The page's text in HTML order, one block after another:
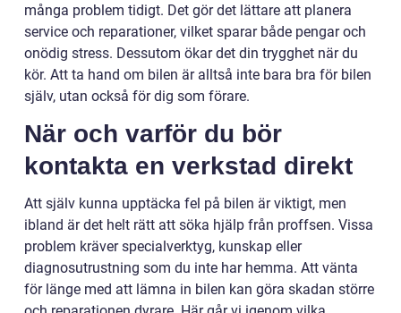
många problem tidigt. Det gör det lättare att planera
service och reparationer, vilket sparar både pengar och
onödig stress. Dessutom ökar det din trygghet när du
kör. Att ta hand om bilen är alltså inte bara bra för bilen
själv, utan också för dig som förare.
När och varför du bör
kontakta en verkstad direkt
Att själv kunna upptäcka fel på bilen är viktigt, men
ibland är det helt rätt att söka hjälp från proffsen. Vissa
problem kräver specialverktyg, kunskap eller
diagnosutrustning som du inte har hemma. Att vänta
för länge med att lämna in bilen kan göra skadan större